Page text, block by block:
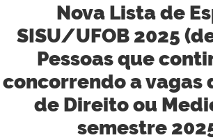
Nova Lista de
SISU/UFOB 2025
Pessoas que
concorrendo a vagas
de Direito ou
semestre